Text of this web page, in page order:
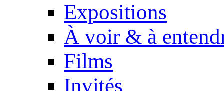
Expositions
À voir & à
Films
Invités